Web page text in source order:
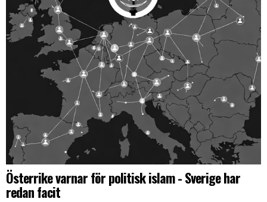
Österrike varnar för politisk islam - Sverige har
redan facit